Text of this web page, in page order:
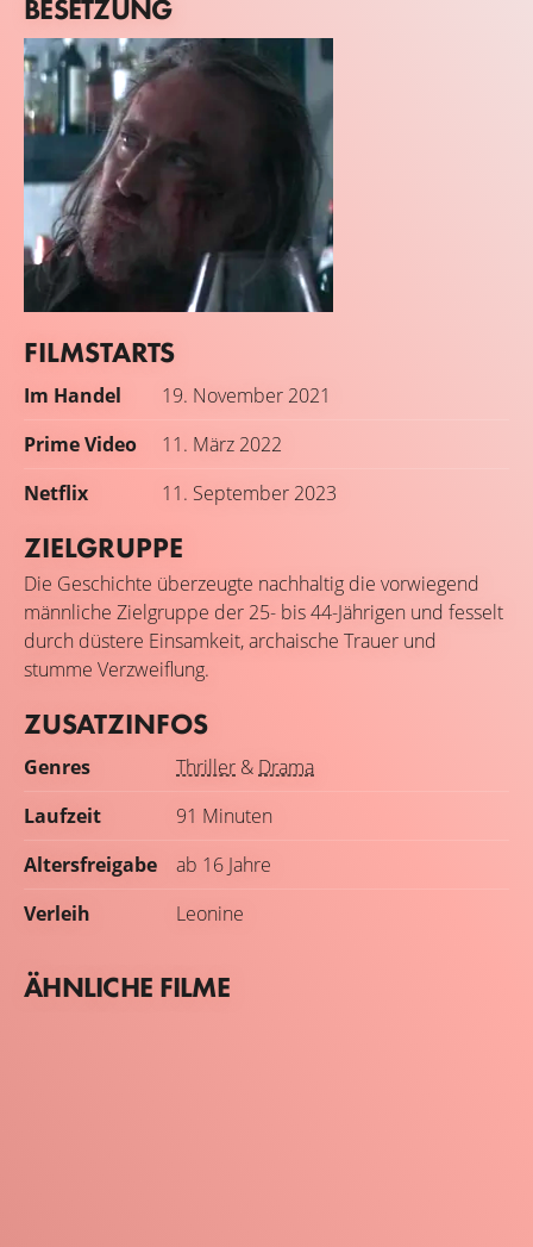
BESETZUNG
Nicolas Cage
Robin Feld
FILMSTARTS
Im Handel
19. November 2021
Prime Video
11. März 2022
Netflix
11. September 2023
ZIELGRUPPE
Die Geschichte überzeugte nachhaltig die vorwiegend
männliche Zielgruppe der 25- bis 44-Jährigen und fesselt
durch düstere Einsamkeit, archaische Trauer und
stumme Verzweiflung.
ZUSATZINFOS
Genres Thriller & Drama
Laufzeit
91 Minuten
Altersfreigabe
ab 16 Jahre
Verleih
Leonine
ÄHNLICHE FILME